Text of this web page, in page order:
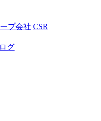
プ会社 CSR
グ